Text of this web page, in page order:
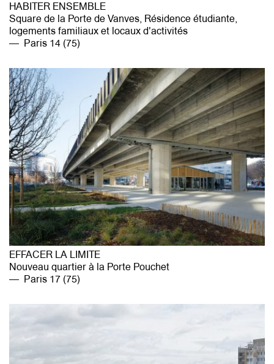
HABITER ENSEMBLE
Square de la Porte de Vanves, Résidence étudiante,
logements familiaux et locaux d'activités
Paris 14 (75)
EFFACER LA LIMITE
Nouveau quartier à la Porte Pouchet
Paris 17 (75)